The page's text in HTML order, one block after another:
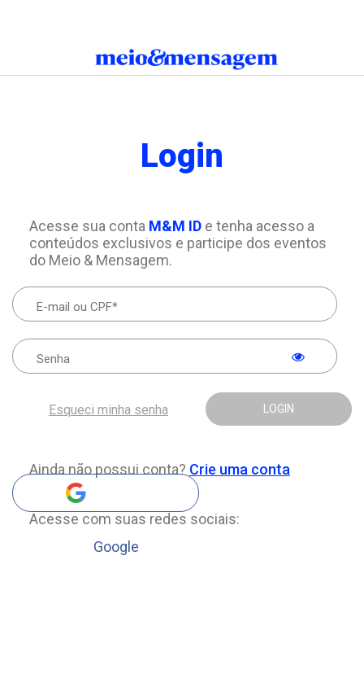
Login
Acesse sua conta M&M IDe tenha acesso a
conteúdos exclusivos e participe dos eventos
do Meio & Mensagem.
LOGIN
Esqueci minha senha
Ainda não possui conta? Crie uma conta
Acesse com suas redes sociais:
Google